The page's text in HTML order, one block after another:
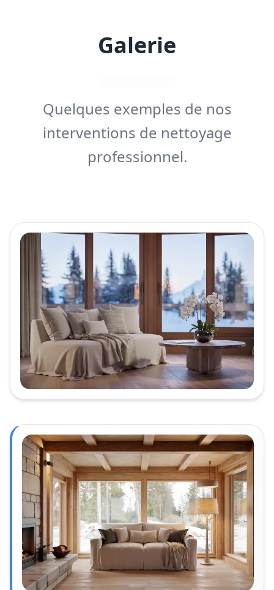
Galerie
Quelques exemples de nos
interventions de nettoyage
professionnel.